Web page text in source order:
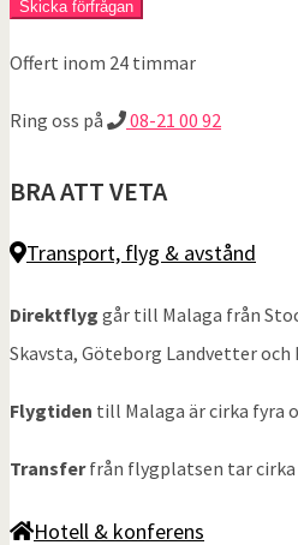
Offert inom 24 timmar
Ring oss på 08-21 00 92
BRA ATT VETA
Transport, flyg & avstånd
Direktflyg går till Malaga från
Skavsta, Göteborg Landvetter
Flygtiden till Malaga är cirka fyra
Transferfrån flygplatsen tar
Hotell & konferens